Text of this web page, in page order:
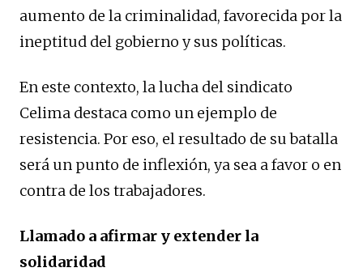
aumento de la criminalidad, favorecida por la
ineptitud del gobierno y sus políticas.
En este contexto, la lucha del sindicato
Celima destaca como un ejemplo de
resistencia. Por eso, el resultado de su batalla
será un punto de inflexión, ya sea a favor o en
contra de los trabajadores.
Llamado a afirmar y extender la
solidaridad